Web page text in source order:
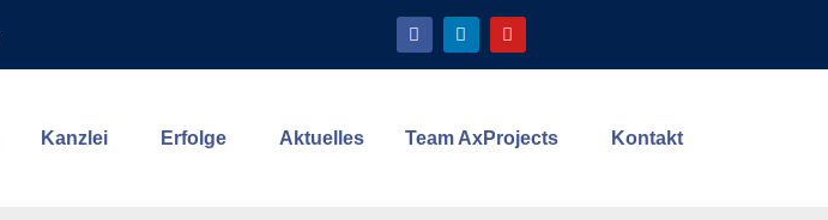
Kanzlei Erfolge Aktuelles Team AxProjects Kontakt